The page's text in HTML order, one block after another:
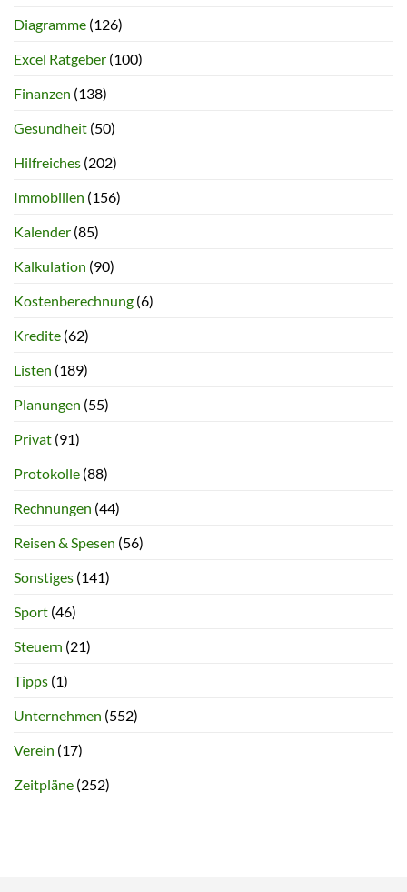
Diagramme (126)
Excel Ratgeber (100)
Finanzen (138)
Gesundheit (50)
Hilfreiches (202)
Immobilien (156)
Kalender (85)
Kalkulation (90)
Kostenberechnung (6)
Kredite (62)
Listen (189)
Planungen (55)
Privat (91)
Protokolle (88)
Rechnungen (44)
Reisen & Spesen (56)
Sonstiges (141)
Sport (46)
Steuern (21)
Tipps (1)
Unternehmen (552)
Verein (17)
Zeitpläne (252)